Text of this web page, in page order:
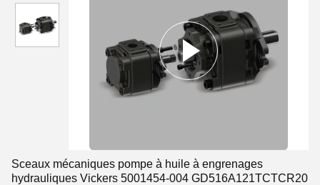
Sceaux mécaniques pompe à huile à engrenages
hydrauliques Vickers 5001454-004 GD516A121TCTCR20